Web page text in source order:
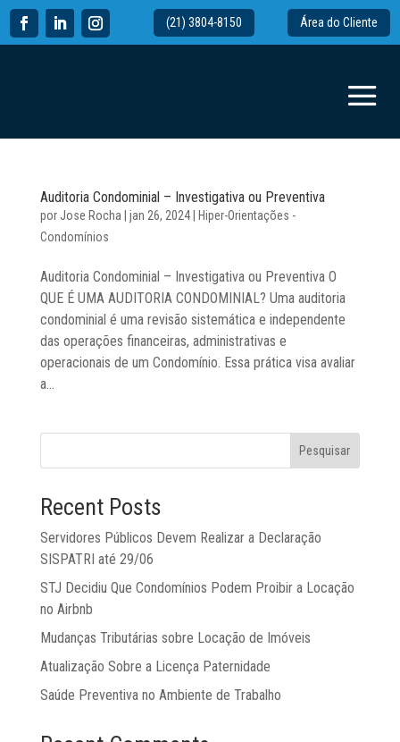
(21) 3804-8150 Área do Cliente
Auditoria Condominial – Investigativa ou Preventiva
por Jose Rocha jan 26, 2024|
Hiper-Orientações -
Condomínios
Auditoria Condominial – Investigativa ou Preventiva O
QUE É UMA AUDITORIA CONDOMINIAL? Uma auditoria
condominial é uma revisão sistemática e independente
das operações financeiras, administrativas e
operacionais de um Condomínio. Essa prática visa avaliar
a...
Pesquisar
Recent Posts
Servidores Públicos Devem Realizar a Declaração
SISPATRI até 29/06
STJ Decidiu Que Condomínios Podem Proibir a Locação
no Airbnb
Mudanças Tributárias sobre Locação de Imóveis
Atualização Sobre a Licença Paternidade
Saúde Preventiva no Ambiente de Trabalho